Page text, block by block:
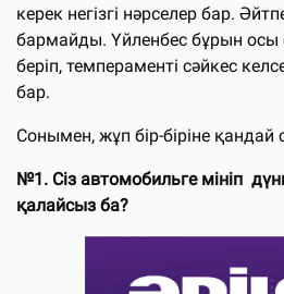
керек негізгі нәрселер бар.
бармайды. Үйленбес бұрын осы
беріп, темпераменті сәйкес
бар.
Сонымен, жұп бір-біріне
№1. Сіз автомобильге мініп
қалайсыз ба?